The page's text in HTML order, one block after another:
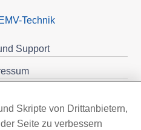
Technik
Support
Skripte von Drittanbietern,
Seite zu verbessern